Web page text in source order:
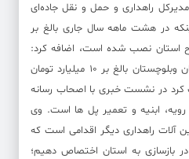
راهداری و حمل و نقل جاده‌ای
در هشت ماهه سال جاری بالغ بر
استان نصب شده است، اضافه کرد:
سرقت علایم رانندگی در سیستان وبلوچستان بالغ بر ۱۰ میلیارد تومان
در نشست خبری با اصحاب رسانه
رویه، ابنیه و تعمیر پل ها است. وی
آلات راهداری دیگر اقدامی است که
بازسازی به استان اختصاص دهیم؛